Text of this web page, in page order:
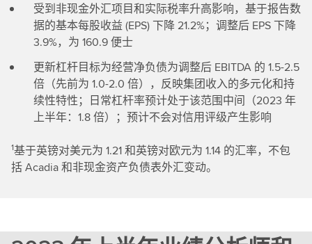
受到非现金外汇项目和实际税率升高影响，基于报告数
据的基本每股收益 (EPS) 下降 21.2%；调整后 EPS 下降
3.9%，为 160.9 便士
更新杠杆目标为经营净负债为调整后 EBITDA 的 1.5-2.5
倍（先前为 1.0-2.0 倍），反映集团收入的多元化和持
续性特性；日常杠杆率预计处于该范围中间（2023 年
上半年：1.8 倍）；预计不会对信用评级产生影响
1基于英镑对美元为 1.21 和英镑对欧元为 1.14 的汇率，不包
括 Acadia 和非现金资产负债表外汇变动。